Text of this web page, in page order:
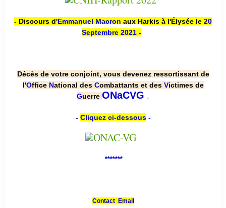
- Discours d'Emmanuel Macron aux Harkis à l'Élysée le 20
Septembre 2021 -
Décès de votre conjoint, vous devenez ressortissant de
l'Office National des Combattants et des Victimes de
Guerre ONaCVG .
- Cliquez ci-dessous-
*******
Contact Email